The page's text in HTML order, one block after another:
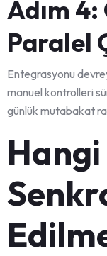
Adım 4:
Paralel
Entegrasyonu
manuel kontrolleri
günlük mutabakat